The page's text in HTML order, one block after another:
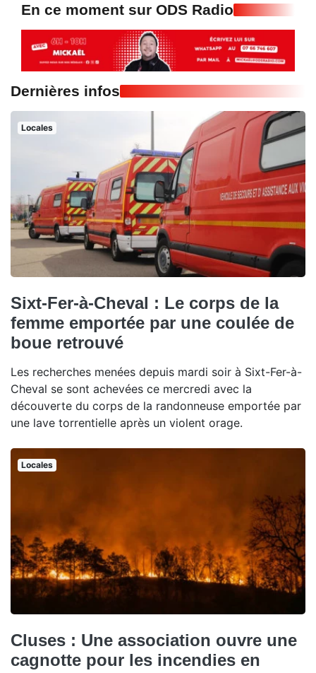
En ce moment sur ODS Radio
Dernières infos
Locales
Sixt-Fer-à-Cheval : Le corps de la
femme emportée par une coulée de
boue retrouvé
Les recherches menées depuis mardi soir à Sixt-Fer-à-
Cheval se sont achevées ce mercredi avec la
découverte du corps de la randonneuse emportée par
une lave torrentielle après un violent orage.
Locales
Cluses : Une association ouvre une
cagnotte pour les incendies en